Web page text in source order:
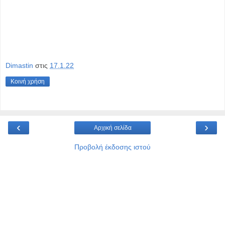
Dimastin στις 17.1.22
Κοινή χρήση
‹ ›
Αρχική σελίδα
Προβολή έκδοσης ιστού